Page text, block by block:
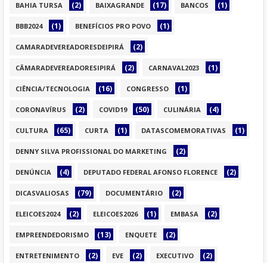
BAHIA TURSA (2) BAIXAGRANDE (17) BANCOS (1)
BBB2024 (1) BENEFÍCIOS PRO POVO (1)
CAMARADEVEREADORESDEIPIRÁ (2)
CÂMARADEVEREADORESIPIRÁ (2) CARNAVAL2023 (1)
CIÊNCIA/TECNOLOGIA (16) CONGRESSO (1)
CORONAVÍRUS (2) COVID19 (50) CULINÁRIA (4)
CULTURA (65) CURTA (1) DATASCOMEMORATIVAS (1)
DENNY SILVA PROFISSIONAL DO MARKETING (2)
DENÚNCIA (4) DEPUTADO FEDERAL AFONSO FLORENCE (2)
DICASVALIOSAS (79) DOCUMENTÁRIO (2)
ELEICOES2024 (2) ELEICOES2026 (1) EMBASA (2)
EMPREENDEDORISMO (13) ENQUETE (2)
ENTRETENIMENTO (2) EVE (2) EXECUTIVO (2)